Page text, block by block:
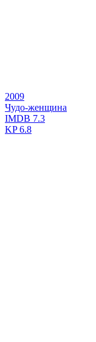
2009
Чудо-женщина
IMDB 7.3
KP6.8